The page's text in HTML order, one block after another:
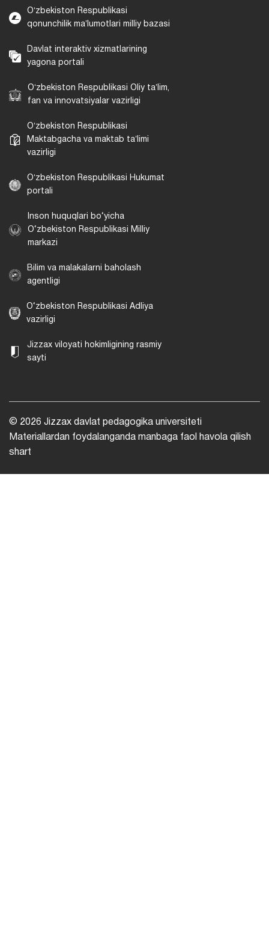
Oʻzbekiston Respublikasi
qonunchilik maʼlumotlari milliy bazasi
Davlat interaktiv xizmatlarining
yagona portali
Oʻzbekiston Respublikasi Oliy taʼlim,
fan va innovatsiyalar vazirligi
Oʻzbekiston Respublikasi
Maktabgacha va maktab taʼlimi
vazirligi
Oʻzbekiston Respublikasi Hukumat
portali
Inson huquqlari bo‘yicha
O‘zbekiston Respublikasi Milliy
markazi
Bilim va malakalarni baholash
agentligi
O‘zbekiston Respublikasi Adliya
vazirligi
Jizzax viloyati hokimligining rasmiy
sayti
© 2026 Jizzax davlat pedagogika universiteti
Materiallardan foydalanganda manbaga faol havola qilish
shart